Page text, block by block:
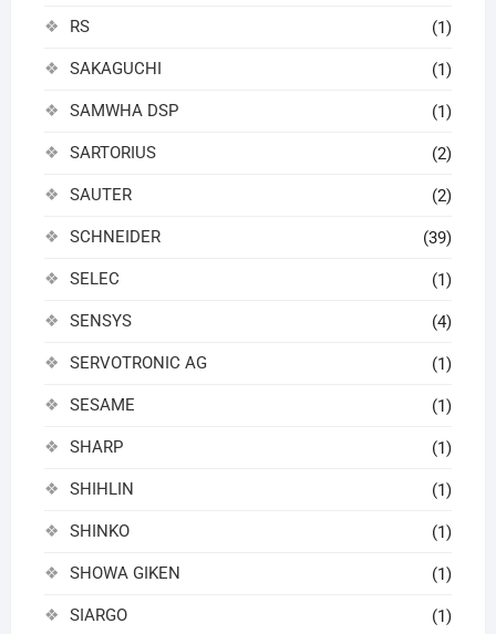
RS (1)
SAKAGUCHI (1)
SAMWHA DSP (1)
SARTORIUS (2)
SAUTER (2)
SCHNEIDER (39)
SELEC (1)
SENSYS (4)
SERVOTRONIC AG (1)
SESAME (1)
SHARP (1)
SHIHLIN (1)
SHINKO (1)
SHOWA GIKEN (1)
SIARGO (1)